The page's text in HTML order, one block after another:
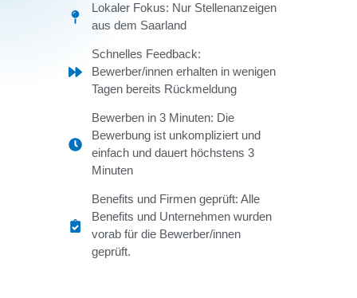
Lokaler Fokus: Nur Stellenanzeigen
aus dem Saarland
Schnelles Feedback:
Bewerber/innen erhalten in wenigen
Tagen bereits Rückmeldung
Bewerben in 3 Minuten: Die
Bewerbung ist unkompliziert und
einfach und dauert höchstens 3
Minuten
Benefits und Firmen geprüft: Alle
Benefits und Unternehmen wurden
vorab für die Bewerber/innen
geprüft.